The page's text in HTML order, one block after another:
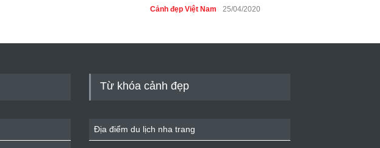
Cảnh đẹp Việt Nam 25/04/2020
Cảnh đẹp Việt Nam
Từ khóa cảnh đẹp
Địa điểm du lịch nha trang